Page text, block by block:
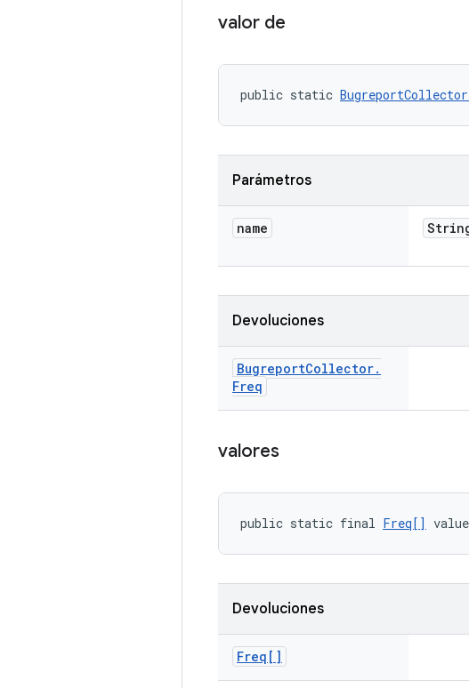
valor de
public static
Parámetros
name
Devoluciones
BugreportCollector.
Freq
valores
public static final Freq[]
Devoluciones
Freq[]